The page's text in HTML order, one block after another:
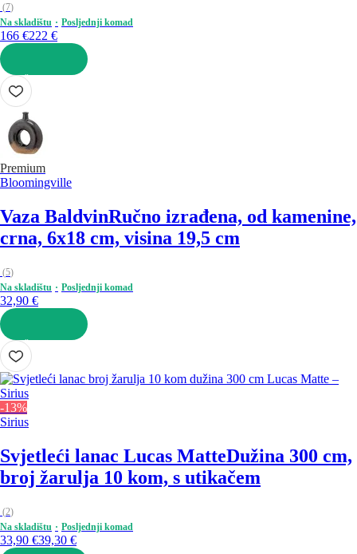
(7)
Na skladištu
Posljednji komad
166 €222 €
U KOŠARICU
Premium
Bloomingville
Vaza BaldvinRučno izrađena, od kamenine,
crna, 6x18 cm, visina 19,5 cm
(5)
Na skladištu
Posljednji komad
32,90 €
U KOŠARICU
-13%
Sirius
Svjetleći lanac Lucas MatteDužina 300 cm,
broj žarulja 10 kom, s utikačem
(2)
Na skladištu
Posljednji komad
33,90 €39,30 €